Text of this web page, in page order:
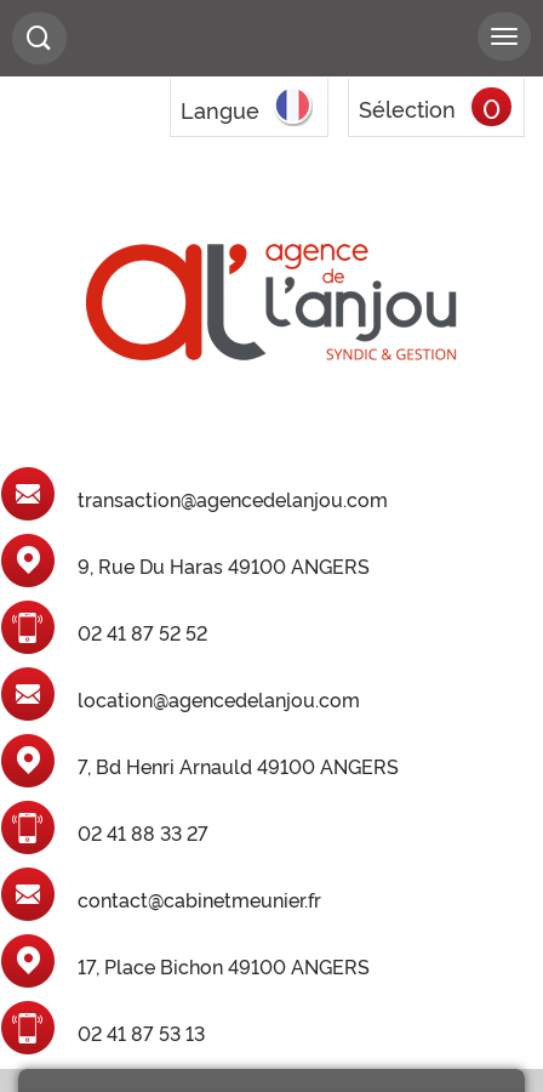
Langue Sélection 0
transaction@agencedelanjou.com
9, Rue Du Haras 49100 ANGERS
02 41 87 52 52
location@agencedelanjou.com
7, Bd Henri Arnauld 49100 ANGERS
02 41 88 33 27
contact@cabinetmeunier.fr
17, Place Bichon 49100 ANGERS
02 41 87 53 13